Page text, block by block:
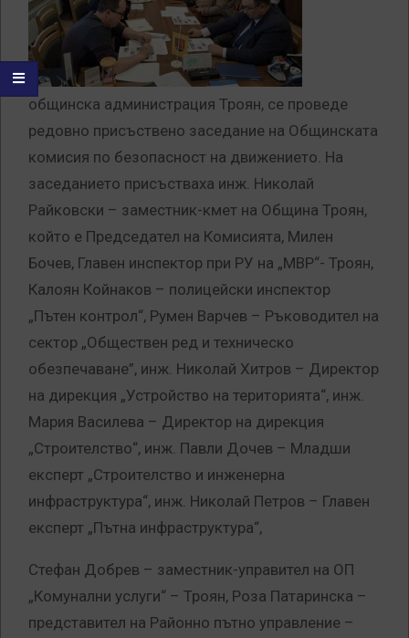
общинска администрация Троян, се проведе
редовно присъствено заседание на Общинската
комисия по безопасност на движението. На
заседанието присъстваха инж. Николай
Райковски – заместник-кмет на Община Троян,
който е Председател на Комисията, Милен
Бочев, Главен инспектор при РУ на „МВР“- Троян,
Калоян Койнаков – полицейски инспектор
„Пътен контрол“, Румен Варчев – Ръководител на
сектор „Обществен ред и техническо
обезпечаване”, инж. Николай Хитров – Директор
на дирекция „Устройство на територията“, инж.
Мария Василева – Директор на дирекция
„Строителство“, инж. Павли Дочев – Младши
експерт „Строителство и инженерна
инфраструктура“, инж. Николай Петров – Главен
експерт „Пътна инфраструктура“,
Стефан Добрев – заместник-управител на ОП
„Комунални услуги“ – Троян, Роза Патаринска –
представител на Районно пътно управление –